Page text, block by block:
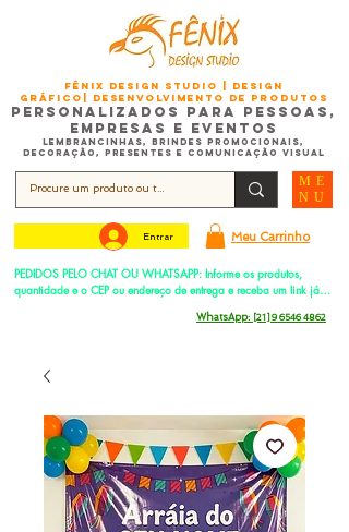
FÊNIX DESIGN STUDIO | Design
Gráfico| Desenvolvimento de Produtos
Personalizados para Pessoas,
Empresas e EventoS
Lembrancinhas, Brindes promocionais,
Decoração, Presentes e Comunicação Visual
PEDIDOS PELO CHAT OU WHATSAPP: Informe os produtos,
quantidade e o CEP ou endereço de entrega e receba um link já
ME
NU
Meu Carrinho
WhatsApp: [21] 9 6546 4862
Entrar